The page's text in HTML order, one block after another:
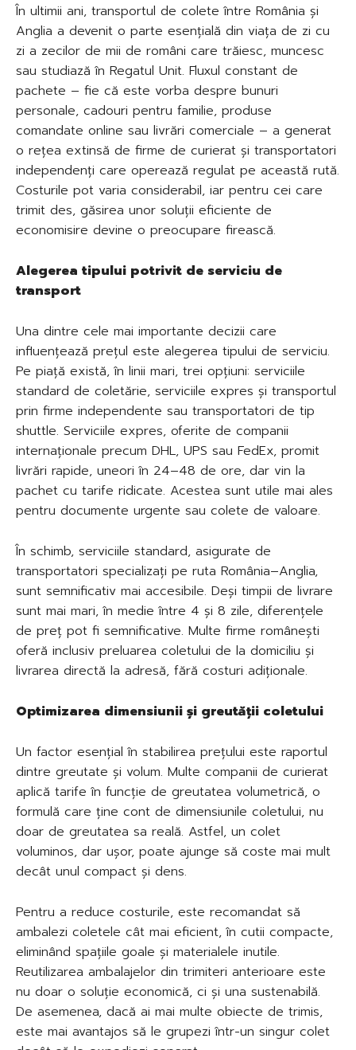
În ultimii ani, transportul de colete între România și
Anglia a devenit o parte esențială din viața de zi cu
zi a zecilor de mii de români care trăiesc, muncesc
sau studiază în Regatul Unit. Fluxul constant de
pachete – fie că este vorba despre bunuri
personale, cadouri pentru familie, produse
comandate online sau livrări comerciale – a generat
o rețea extinsă de firme de curierat și transportatori
independenți care operează regulat pe această rută.
Costurile pot varia considerabil, iar pentru cei care
trimit des, găsirea unor soluții eficiente de
economisire devine o preocupare firească.
Alegerea tipului potrivit de serviciu de
transport
Una dintre cele mai importante decizii care
influențează prețul este alegerea tipului de serviciu.
Pe piață există, în linii mari, trei opțiuni: serviciile
standard de coletărie, serviciile expres și transportul
prin firme independente sau transportatori de tip
shuttle. Serviciile expres, oferite de companii
internaționale precum DHL, UPS sau FedEx, promit
livrări rapide, uneori în 24–48 de ore, dar vin la
pachet cu tarife ridicate. Acestea sunt utile mai ales
pentru documente urgente sau colete de valoare.
În schimb, serviciile standard, asigurate de
transportatori specializați pe ruta România–Anglia,
sunt semnificativ mai accesibile. Deși timpii de livrare
sunt mai mari, în medie între 4 și 8 zile, diferențele
de preț pot fi semnificative. Multe firme românești
oferă inclusiv preluarea coletului de la domiciliu și
livrarea directă la adresă, fără costuri adiționale.
Optimizarea dimensiunii și greutății coletului
Un factor esențial în stabilirea prețului este raportul
dintre greutate și volum. Multe companii de curierat
aplică tarife în funcție de greutatea volumetrică, o
formulă care ține cont de dimensiunile coletului, nu
doar de greutatea sa reală. Astfel, un colet
voluminos, dar ușor, poate ajunge să coste mai mult
decât unul compact și dens.
Pentru a reduce costurile, este recomandat să
ambalezi coletele cât mai eficient, în cutii compacte,
eliminând spațiile goale și materialele inutile.
Reutilizarea ambalajelor din trimiteri anterioare este
nu doar o soluție economică, ci și una sustenabilă.
De asemenea, dacă ai mai multe obiecte de trimis,
este mai avantajos să le grupezi într-un singur colet